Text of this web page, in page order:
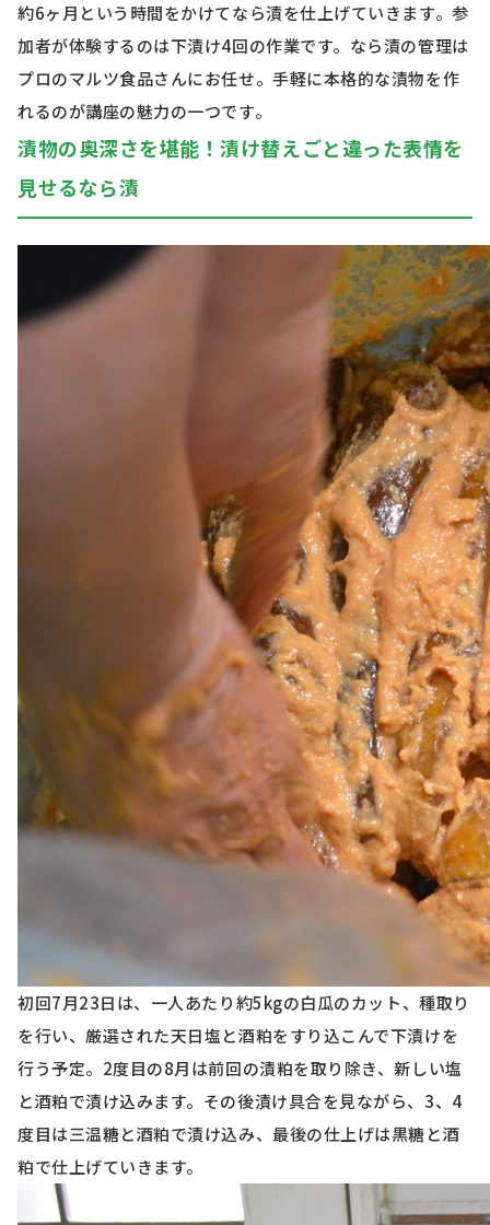
約6ヶ月という時間をかけてなら漬を仕上げていきます。参
加者が体験するのは下漬け4回の作業です。なら漬の管理は
プロのマルツ食品さんにお任せ。手軽に本格的な漬物を作
れるのが講座の魅力の一つです。
漬物の奥深さを堪能！漬け替えごと違った表情を
見せるなら漬
初回7月23日は、一人あたり約5kgの白瓜のカット、種取り
を行い、厳選された天日塩と酒粕をすり込こんで下漬けを
行う予定。2度目の8月は前回の漬粕を取り除き、新しい塩
と酒粕で漬け込みます。その後漬け具合を見ながら、3、4
度目は三温糖と酒粕で漬け込み、最後の仕上げは黒糖と酒
粕で仕上げていきます。